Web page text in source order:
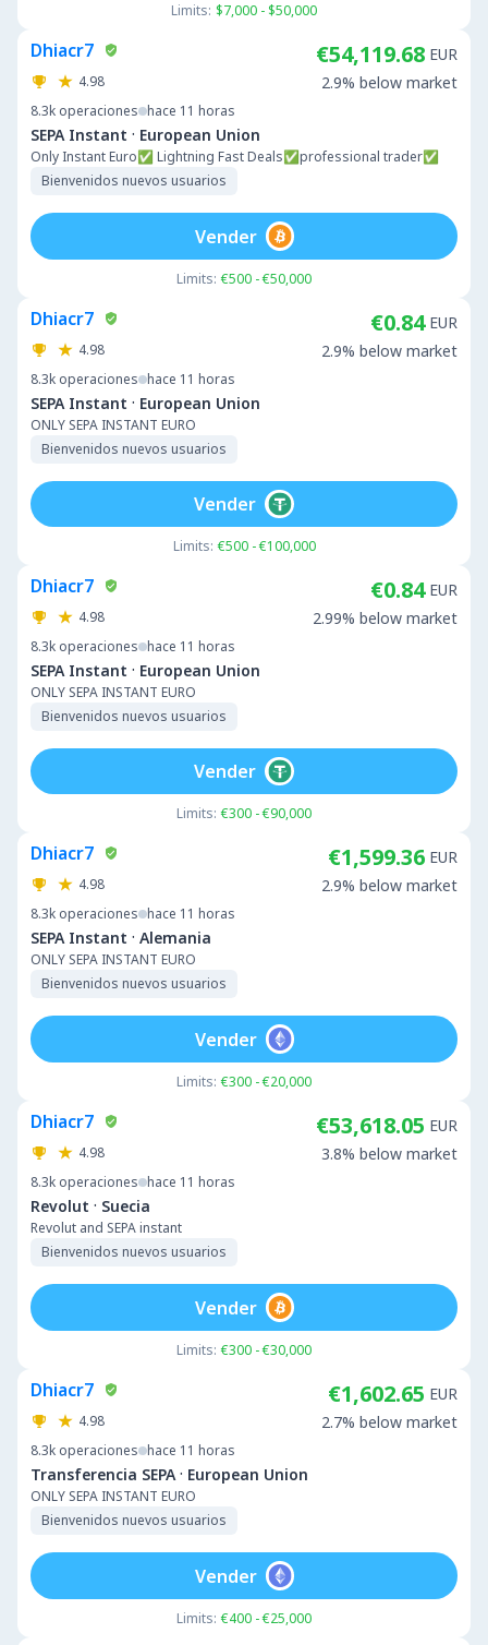
Limits: $7,000 - $50,000
Dhiacr7
4.98
8.3k operaciones hace 11 horas
SEPA Instant · European Union
Only Instant Euro✅ Lightning Fast Deals✅professional trader✅
Bienvenidos nuevos usuarios
€54,119.68 EUR
2.9% below market
Limits: €500 - €50,000
Vender
Dhiacr7
4.98
8.3k operaciones hace 11 horas
SEPA Instant · European Union
ONLY SEPA INSTANT EURO
Bienvenidos nuevos usuarios
€0.84 EUR
2.9% below market
Limits: €500 - €100,000
Vender
Dhiacr7
4.98
8.3k operaciones hace 11 horas
SEPA Instant · European Union
ONLY SEPA INSTANT EURO
Bienvenidos nuevos usuarios
€0.84 EUR
2.99% below market
Limits: €300 - €90,000
Vender
Dhiacr7
4.98
8.3k operaciones hace 11 horas
SEPA Instant · Alemania
ONLY SEPA INSTANT EURO
Bienvenidos nuevos usuarios
€1,599.36 EUR
2.9% below market
Limits: €300 - €20,000
Vender
Dhiacr7
4.98
8.3k operaciones hace 11 horas
Revolut · Suecia
Revolut and SEPA instant
Bienvenidos nuevos usuarios
€53,618.05 EUR
3.8% below market
Limits: €300 - €30,000
Vender
Dhiacr7
4.98
8.3k operaciones hace 11 horas
Transferencia SEPA · European Union
ONLY SEPA INSTANT EURO
Bienvenidos nuevos usuarios
€1,602.65 EUR
2.7% below market
Limits: €400 - €25,000
Vender